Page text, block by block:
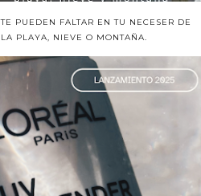
PUEDEN FALTAR EN TU NECESER DE
PLAYA, NIEVE O MONTAÑA.